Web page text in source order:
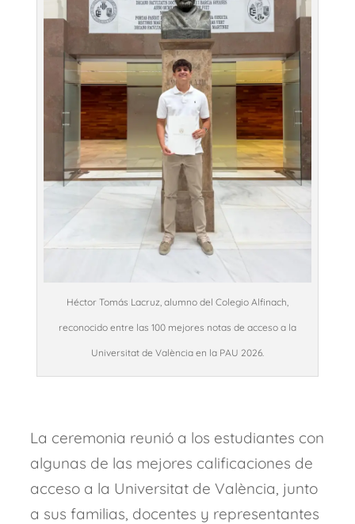
Héctor Tomás Lacruz, alumno del Colegio Alfinach,
reconocido entre las 100 mejores notas de acceso a la
Universitat de València en la PAU 2026.
La ceremonia reunió a los estudiantes con
algunas de las mejores calificaciones de
acceso a la Universitat de València, junto
a sus familias, docentes y representantes